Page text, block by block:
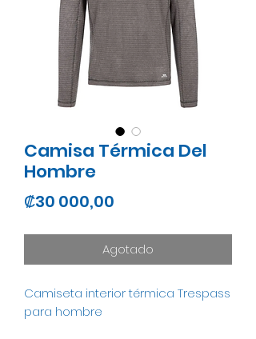
Camisa Térmica Del
Hombre
₡30 000,00
Agotado
Camiseta interior térmica Trespass
para hombre